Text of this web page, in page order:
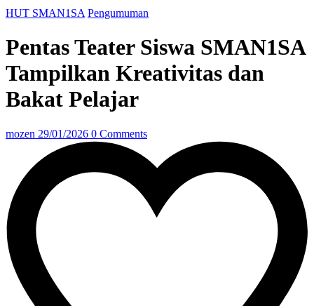
HUT SMAN1SA Pengumuman
Pentas Teater Siswa SMAN1SA
Tampilkan Kreativitas dan
Bakat Pelajar
mozen 29/01/2026 0 Comments